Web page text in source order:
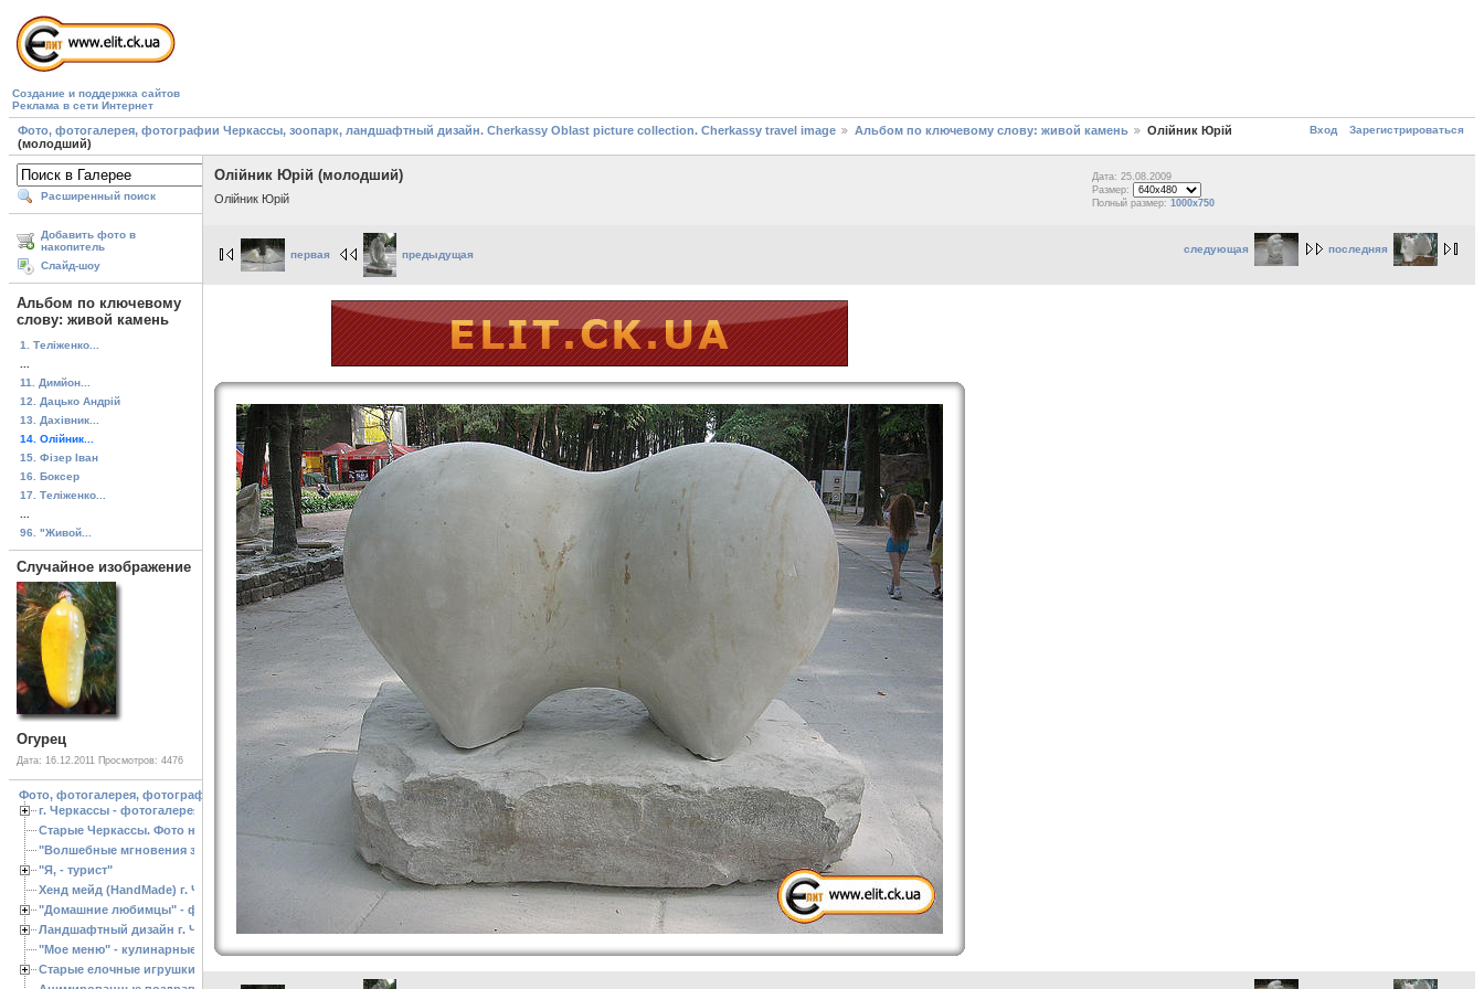
Создание и поддержка сайтов
Реклама в сети Интернет
Вход
Зарегистрироваться
Фото, фотогалерея, фотографии Черкассы, зоопарк, ландшафтный дизайн. Cherkassy Oblast picture collection. Cherkassy travel image Альбом по ключевому слову: живой камень
Олійник Юрій
(молодший)
Расширенный поиск
Добавить фото в
накопитель
Слайд-шоу
Альбом по ключевому
слову: живой камень
1. Теліженко...
11. Димйон...
12. Дацько Андрій
13. Дахівник...
14. Олійник...
15. Фізер Іван
16. Боксер
17. Теліженко...
96. "Живой...
Случайное изображение
Огурец
Дата: 16.12.2011 Просмотров: 4476
Фото, фотогалерея, фотографии Черкассы, зоопарк, ландшафтный дизайн. Cherkassy Oblast picture collection. Cherkassy travel image
г. Черкассы - фотогалерея
Старые Черкассы. Фото начало ХХ ст.
"Волшебные мгновения зимы"
"Я, - турист"
Хенд мейд (HandMade) г. Черкассы, - изделия ручной работы
"Домашние любимцы" - фото
Ландшафтный дизайн г. Черкассы
"Мое меню" - кулинарные рецепты
Старые елочные игрушки
Олійник Юрій (молодший)
Олійник Юрій
Дата: 25.08.2009
Размер:
Полный размер: 1000x750
следующая последняя
первая предыдущая